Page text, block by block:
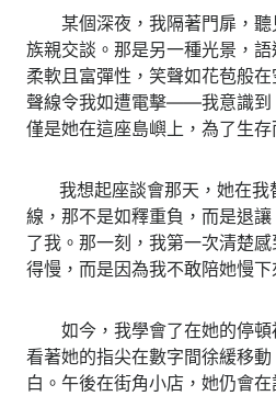
某個深夜，我隔著門扉，聽
族親交談。那是另一種光景，
柔軟且富彈性，笑聲如花苞般
聲線令我如遭電擊——我意識到
僅是她在這座島嶼上，為了生
我想起座談會那天，她在我
線，那不是如釋重負，而是退
了我。那一刻，我第一次清楚
得慢，而是因為我不敢陪她慢下
如今，我學會了在她的停頓
看著她的指尖在數字間徐緩移
白。午後在街角小店，她仍會